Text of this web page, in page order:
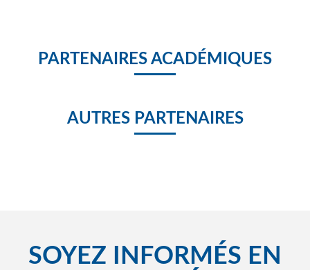
PARTENAIRES ACADÉMIQUES
AUTRES PARTENAIRES
SOYEZ INFORMÉS EN